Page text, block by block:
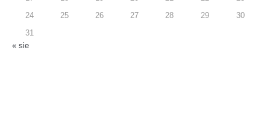
24 25 26 27 28 29 30
31
« sie